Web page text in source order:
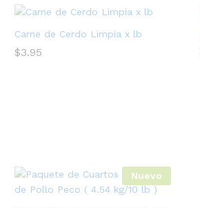
Carne de Cerdo Limpia x lb
$3.95
Nuevo